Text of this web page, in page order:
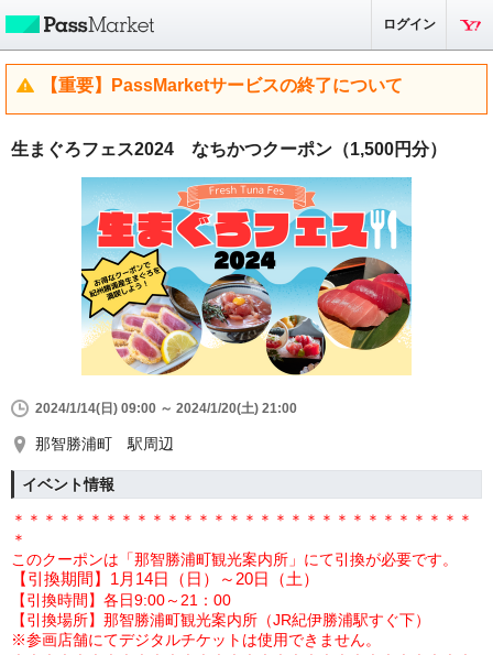
ログイン
【重要】PassMarketサービスの終了について
生まぐろフェス2024 なちかつクーポン（1,500円分）
2024/1/14(日) 09:00 ～ 2024/1/20(土) 21:00
那智勝浦町 駅周辺
イベント情報
＊＊＊＊＊＊＊＊＊＊＊＊＊＊＊＊＊＊＊＊＊＊＊＊＊＊＊＊＊＊
＊
このクーポンは「那智勝浦町観光案内所」にて引換が必要です。
【引換期間】 1 月 14日（日）～ 20日（土）
【引換時間】各日9:00～21：00
【引換場所】那智勝浦町観光案内所（JR紀伊勝浦駅すぐ下）
※参画店舗にてデジタルチケットは使用できません。